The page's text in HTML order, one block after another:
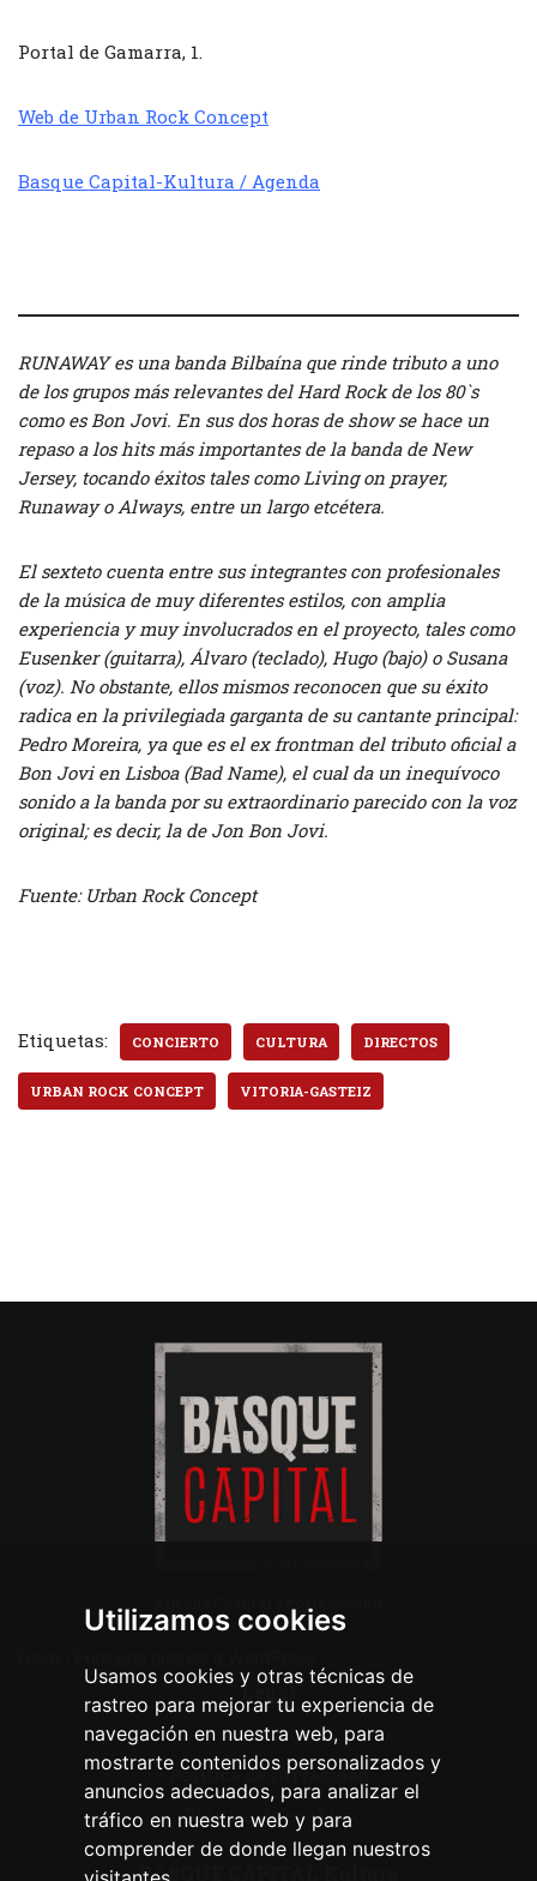
Utilizamos cookies
Usamos cookies y otras técnicas de
rastreo para mejorar tu experiencia de
navegación en nuestra web, para
mostrarte contenidos personalizados y
anuncios adecuados, para analizar el
tráfico en nuestra web y para
comprender de donde llegan nuestros
Portal de Gamarra, 1.
Web de Urban Rock Concept
Basque Capital-Kultura / Agenda
RUNAWAY es una banda Bilbaína que rinde tributo a uno
de los grupos más relevantes del Hard Rock de los 80`s
como es Bon Jovi. En sus dos horas de show se hace un
repaso a los hits más importantes de la banda de New
Jersey, tocando éxitos tales como Living on prayer,
Runaway o Always, entre un largo etcétera.
El sexteto cuenta entre sus integrantes con profesionales
de la música de muy diferentes estilos, con amplia
experiencia y muy involucrados en el proyecto, tales como
Eusenker (guitarra), Álvaro (teclado), Hugo (bajo) o Susana
(voz). No obstante, ellos mismos reconocen que su éxito
radica en la privilegiada garganta de su cantante principal:
Pedro Moreira, ya que es el ex frontman del tributo oficial a
Bon Jovi en Lisboa (Bad Name), el cual da un inequívoco
sonido a la banda por su extraordinario parecido con la voz
original; es decir, la de Jon Bon Jovi.
Fuente: Urban Rock Concept
Etiquetas: CONCIERTO CULTURA DIRECTOS
URBAN ROCK CONCEPT VITORIA-GASTEIZ
Legal
Aviso legal
Política de privacidad
Política de cookies
BASQUE CAPITAL Kultura